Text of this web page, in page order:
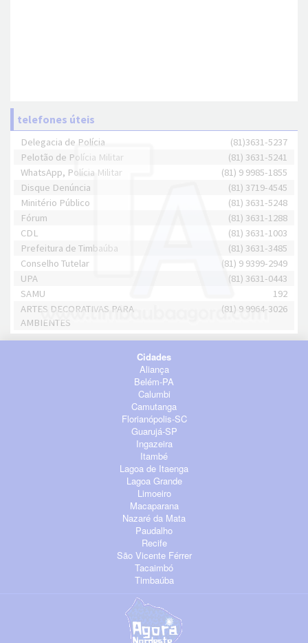
telefones úteis
Delegacia de Polícia
(81)3631-5237
Pelotão de Polícia Militar
(81) 3631-5241
WhatsApp, Polícia Militar
(81) 9 9985-1855
Disque Denúncia
(81) 3719-4545
Minitério Público
(81) 3631-5248
Fórum
(81) 3631-1288
CDL
(81) 3631-1003
Prefeitura de Timbaúba
(81) 3631-3485
Conselho Tutelar
(81) 9 9399-2949
UPA
(81) 3631-0443
SAMU
192
ARTES DECORATIVAS PARA
AMBIENTES
(81) 9 9964-3026
Cidades
Aliança
Belém-PA
Calumbi
Camutanga
Florianópolis-SC
Guarujá-SP
Ingazeira
Itambé
Lagoa de Itaenga
Lagoa Grande
Limoeiro
Macaparana
Nazaré da Mata
Paudalho
Recife
São Vicente Férrer
Tacaimbó
Timbaúba